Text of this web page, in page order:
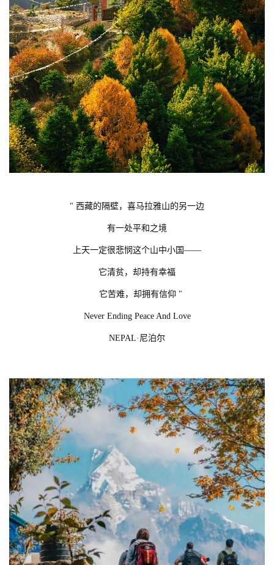
" 西藏的隔壁，喜马拉雅山的另一边
有一处平和之境
上天一定很悲悯这个山中小国——
它清贫，却持有幸福
它苦难，却拥有信仰 "
Never Ending Peace And Love
NEPAL·尼泊尔